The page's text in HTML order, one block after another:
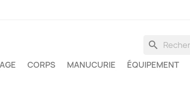
search
CORPS MANUCURIE ÉQUIPEMENT